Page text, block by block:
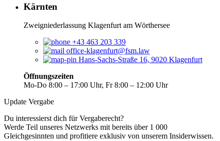
Kärnten
Zweigniederlassung Klagenfurt am Wörthersee
+43 463 203 339
office-klagenfurt@fsm.law
Hans-Sachs-Straße 16, 9020 Klagenfurt
Öffnungszeiten
Mo-Do 8:00 – 17:00 Uhr, Fr 8:00 – 12:00 Uhr
Update Vergabe
Du interessierst dich für Vergaberecht?
Werde Teil unseres Netzwerks mit bereits über 1 000
Gleichgesinnten und profitiere exklusiv von unserem Insiderwissen.